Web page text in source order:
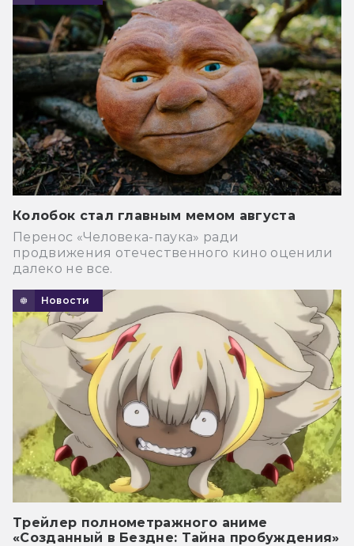
Колобок стал главным мемом августа
Перенос «Человека-паука» ради
продвижения отечественного кино оценили
далеко не все.
Новости
Трейлер полнометражного аниме
«Созданный в Бездне: Тайна пробуждения»